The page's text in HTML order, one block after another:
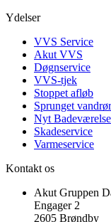
Ydelser
VVS Service
Akut VVS
Døgnservice
VVS-tjek
Stoppet afløb
Sprunget vandrør
Nyt Badeværelse
Skadeservice
Varmeservice
Kontakt os
Akut Gruppen
Engager 2
2605 Brøndby